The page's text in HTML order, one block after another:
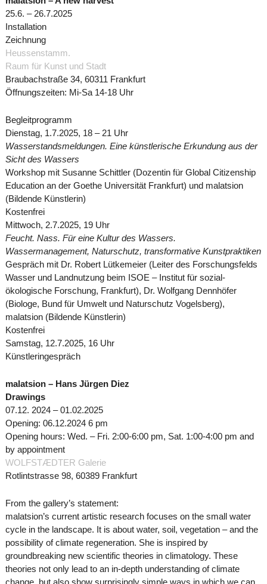
25.6. – 26.7.2025
Installation
Zeichnung
Heussenstamm.
Raum für Kunst und Stadt
Braubachstraße 34, 60311 Frankfurt
Öffnungszeiten: Mi-Sa 14-18 Uhr
Begleitprogramm
Dienstag, 1.7.2025, 18 – 21 Uhr
Wasserstandsmeldungen. Eine künstlerische Erkundung aus der
Sicht des Wassers
Workshop mit Susanne Schittler (Dozentin für Global Citizenship
Education an der Goethe Universität Frankfurt) und malatsion
(Bildende Künstlerin)
Kostenfrei
Mittwoch, 2.7.2025, 19 Uhr
Feucht. Nass. Für eine Kultur des Wassers.
Wassermanagement, Naturschutz, transformative Kunstpraktiken
Gespräch mit Dr. Robert Lütkemeier (Leiter des Forschungsfelds
Wasser und Landnutzung beim ISOE – Institut für sozial-
ökologische Forschung, Frankfurt), Dr. Wolfgang Dennhöfer
(Biologe, Bund für Umwelt und Naturschutz Vogelsberg),
malatsion (Bildende Künstlerin)
Kostenfrei
Samstag, 12.7.2025, 16 Uhr
Künstleringespräch
malatsion – Hans Jürgen Diez
Drawings
07.12. 2024 – 01.02.2025
Opening: 06.12.2024 6 pm
Opening hours: Wed. – Fri. 2:00-6:00 pm, Sat. 1:00-4:00 pm and
by appointment
WOLFSTÆDTER Galerie
Rotlintstrasse 98, 60389 Frankfurt
From the gallery’s statement:
malatsion’s current artistic research focuses on the small water
cycle in the landscape. It is about water, soil, vegetation – and the
possibility of climate regeneration. She is inspired by
groundbreaking new scientific theories in climatology. These
theories not only lead to an in-depth understanding of climate